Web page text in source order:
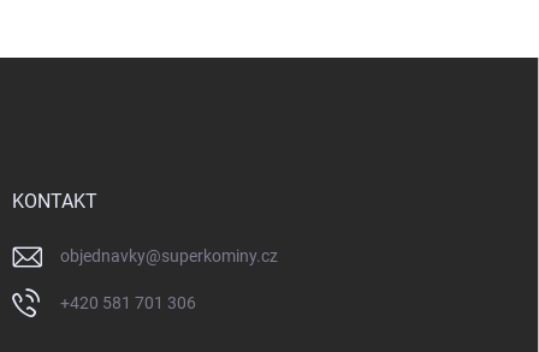
KONTAKT
objednavky@superkominy.cz
+420 581 701 306